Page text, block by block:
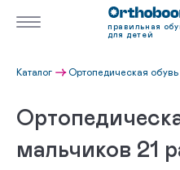
правильная
для детей
Каталог Ортопедическая обувь
мальчиков 21